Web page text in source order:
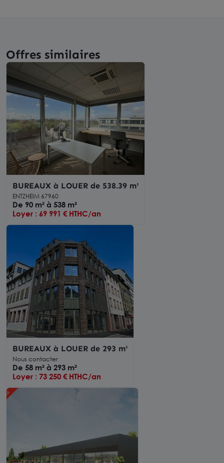
Offres similaires
BUREAUX à LOUER de 538.39 m²
ENTZHEIM 67960
De 90 m² à 538 m²
Loyer : 69 991 € HTHC/an
BUREAUX à LOUER de 293 m²
Nous contacter
De 58 m² à 293 m²
Loyer : 73 250 € HTHC/an